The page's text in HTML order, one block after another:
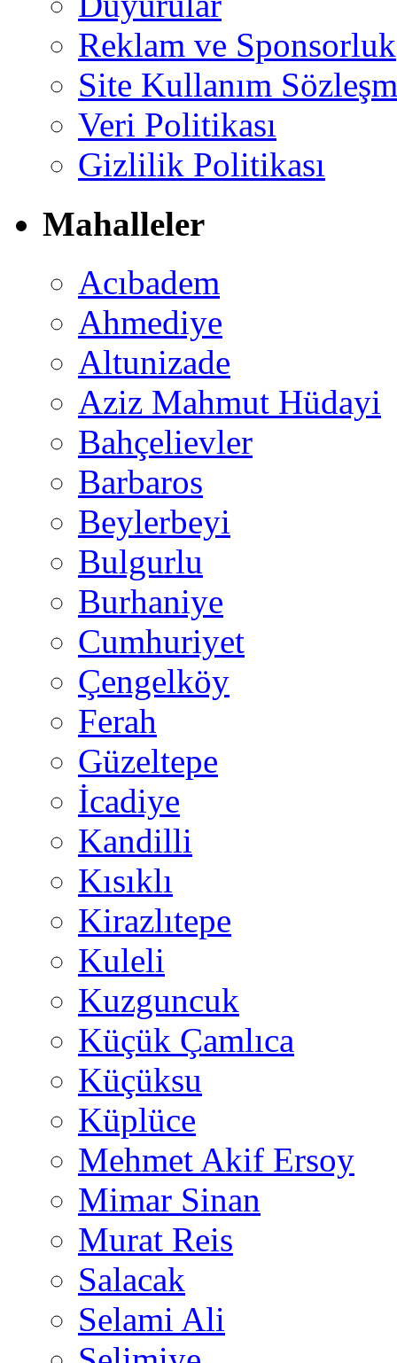
Reklam ve Sponsorluk
Site Kullanım
Veri Politikası
Gizlilik Politikası
Mahalleler
Acıbadem
Ahmediye
Altunizade
Aziz Mahmut Hüdayi
Bahçelievler
Barbaros
Beylerbeyi
Bulgurlu
Burhaniye
Cumhuriyet
Çengelköy
Ferah
Güzeltepe
İcadiye
Kandilli
Kısıklı
Kirazlıtepe
Kuleli
Kuzguncuk
Küçük Çamlıca
Küçüksu
Küplüce
Mehmet Akif Ersoy
Mimar Sinan
Murat Reis
Salacak
Selami Ali